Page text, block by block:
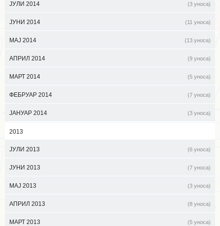
ЈУЛИ 2014 (3 уноса)
ЈУНИ 2014 (11 уноса)
МАЈ 2014 (13 уноса)
АПРИЛ 2014 (9 уноса)
МАРТ 2014 (5 уноса)
ФЕБРУАР 2014 (7 уноса)
ЈАНУАР 2014 (3 уноса)
2013
ЈУЛИ 2013 (6 уноса)
ЈУНИ 2013 (7 уноса)
МАЈ 2013 (3 уноса)
АПРИЛ 2013 (8 уноса)
МАРТ 2013 (5 уноса)